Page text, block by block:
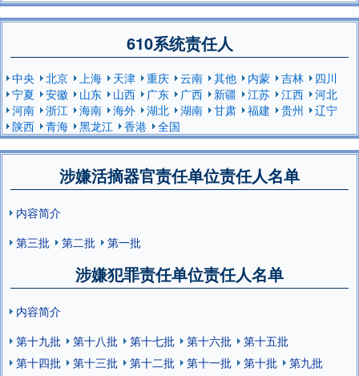
610系统责任人
中央 北京 上海 天津 重庆 云南 其他 内蒙 吉林
四川
宁夏
安徽 山东 山西 广东 广西 新疆 江苏 江西
河北
河南
浙江 海南 海外 湖北 湖南 甘肃 福建 贵州
辽宁
陕西
青海 黑龙江 香港 全国
涉嫌活摘器官责任单位责任人名单
内容简介
第三批
第二批 第一批
涉嫌犯罪责任单位责任人名单
内容简介
第十九批
第十八批 第十七批 第十六批
第十五批
第十四批
第十三批 第十二批 第十一批 第十批
第九批